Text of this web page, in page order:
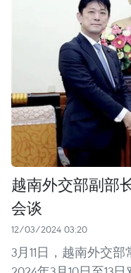
越南外交部副部
会谈
12/03/2024 03:20
3月11日，越南外交